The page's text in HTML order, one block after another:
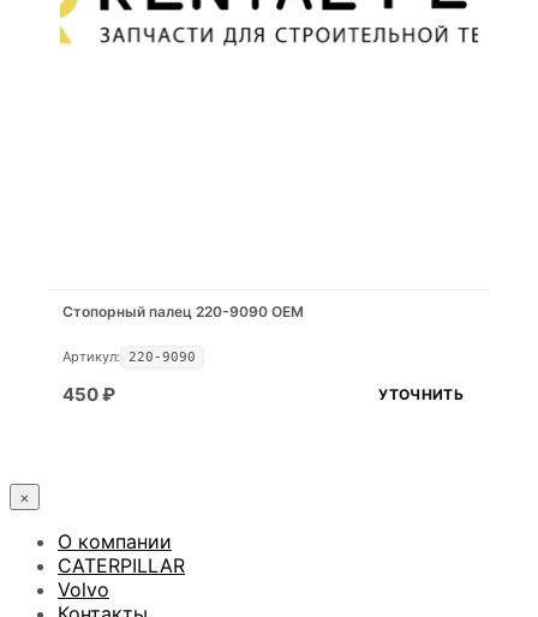
Стопорный палец 220-9090 OEM
Артикул: 220-9090
450₽ УТОЧНИТЬ
×
О компании
CATERPILLAR
Volvo